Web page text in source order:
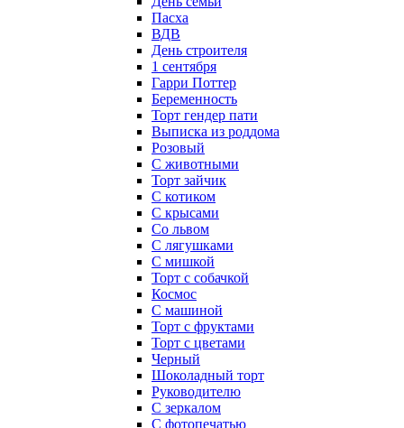
Пасха
ВДВ
День строителя
1 сентября
Гарри Поттер
Беременность
Торт гендер пати
Выписка из роддома
Розовый
С животными
Торт зайчик
С котиком
С крысами
Со львом
С лягушками
С мишкой
Торт с собачкой
Космос
С машиной
Торт с фруктами
Торт с цветами
Черный
Шоколадный торт
Руководителю
С зеркалом
С фотопечатью